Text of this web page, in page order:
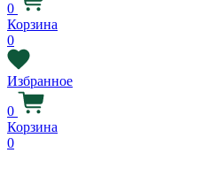
0
Корзина
0
Избранное
0
Корзина
0